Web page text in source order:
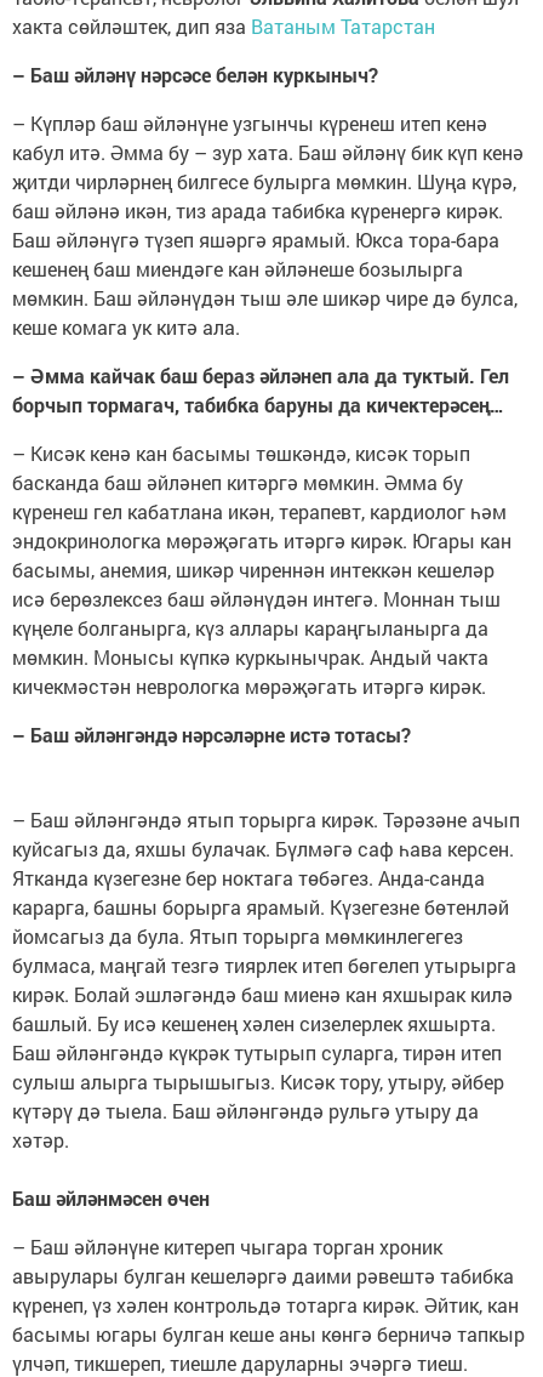
хакта сөйләштек, дип яза Ватаным Татарстан
– Баш әйләнү нәрсәсе белән куркыныч?
– Күпләр баш әйләнүне узгынчы күренеш итеп кенә
кабул итә. Әмма бу – зур хата. Баш әйләнү бик күп кенә
җитди чирләрнең билгесе булырга мөмкин. Шуңа күрә,
баш әйләнә икән, тиз арада табибка күренергә кирәк.
Баш әйләнүгә түзеп яшәргә ярамый. Юкса тора-бара
кешенең баш миендәге кан әйләнеше бозылырга
мөмкин. Баш әйләнүдән тыш әле шикәр чире дә булса,
кеше комага ук китә ала.
– Әмма кайчак баш бераз әйләнеп ала да туктый. Гел
борчып тормагач, табибка баруны да кичектерәсең…
– Кисәк кенә кан басымы төшкәндә, кисәк торып
басканда баш әйләнеп китәргә мөмкин. Әмма бу
күренеш гел кабатлана икән, терапевт, кардиолог һәм
эндокринологка мөрәҗәгать итәргә кирәк. Югары кан
басымы, анемия, шикәр чиреннән интеккән кешеләр
исә берөзлексез баш әйләнүдән интегә. Моннан тыш
күңеле болганырга, күз аллары караңгыланырга да
мөмкин. Монысы күпкә куркынычрак. Андый чакта
кичекмәстән неврологка мөрәҗәгать итәргә кирәк.
– Баш әйләнгәндә нәрсәләрне истә тотасы?
– Баш әйләнгәндә ятып торырга кирәк. Тәрәзәне ачып
куйсагыз да, яхшы булачак. Бүлмәгә саф һава керсен.
Ятканда күзегезне бер ноктага төбәгез. Анда-санда
карарга, башны борырга ярамый. Күзегезне бөтенләй
йомсагыз да була. Ятып торырга мөмкинлегегез
булмаса, маңгай тезгә тиярлек итеп бөгелеп утырырга
кирәк. Болай эшләгәндә баш миенә кан яхшырак килә
башлый. Бу исә кешенең хәлен сизелерлек яхшырта.
Баш әйләнгәндә күкрәк тутырып суларга, тирән итеп
сулыш алырга тырышыгыз. Кисәк тору, утыру, әйбер
күтәрү дә тыела. Баш әйләнгәндә рульгә утыру да
хәтәр.
Баш әйләнмәсен өчен
– Баш әйләнүне китереп чыгара торган хроник
авырулары булган кешеләргә даими рәвештә табибка
күренеп, үз хәлен контрольдә тотарга кирәк. Әйтик, кан
басымы югары булган кеше аны көнгә берничә тапкыр
үлчәп, тикшереп, тиешле даруларны эчәргә тиеш.